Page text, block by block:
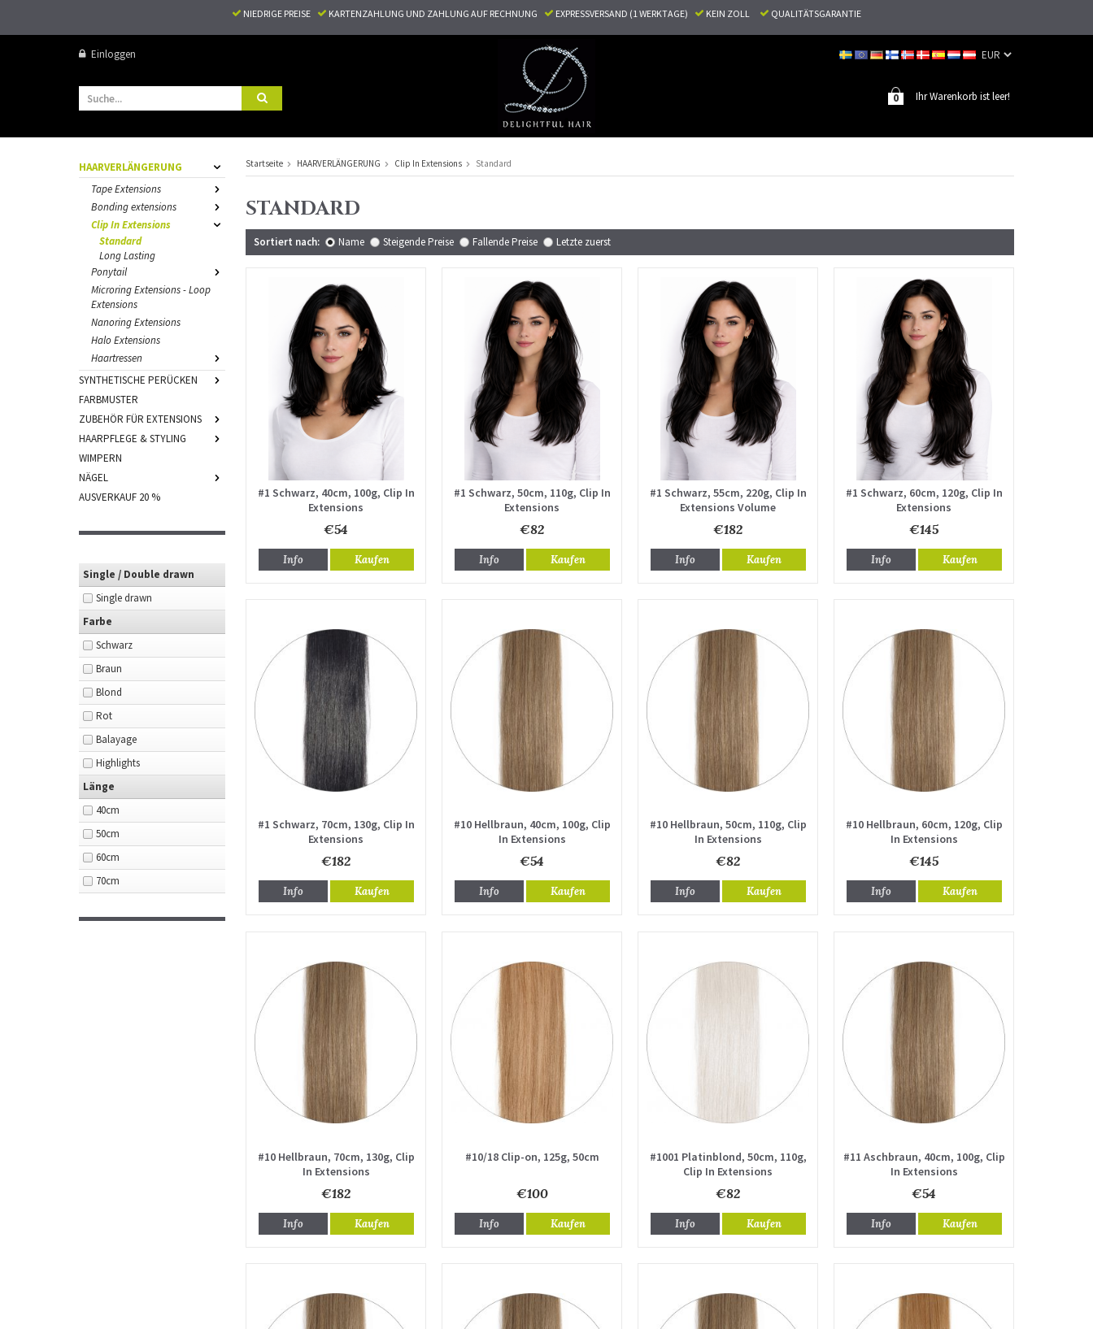
NIEDRIGE PREISE KARTENZAHLUNG UND ZAHLUNG AUF RECHNUNG EXPRESSVERSAND (1 WERKTAGE) KEIN ZOLL QUALITÄTSGARANTIE
Einloggen
Ihr Warenkorb ist leer!
0
HAARVERLÄNGERUNG
Tape Extensions
Bonding extensions
Clip In Extensions
Standard
Long Lasting
Ponytail
Microring Extensions - Loop
Extensions
Nanoring Extensions
Halo Extensions
Haartressen
SYNTHETISCHE PERÜCKEN
FARBMUSTER
ZUBEHÖR FÜR EXTENSIONS
HAARPFLEGE & STYLING
WIMPERN
NÄGEL
AUSVERKAUF 20 %
Single / Double drawn
Single drawn
Farbe
Schwarz
Braun
Blond
Rot
Balayage
Highlights
Länge
40cm
50cm
60cm
70cm
Startseite HAARVERLÄNGERUNG Clip In Extensions Standard
STANDARD
Sortiert nach: Name Steigende Preise Fallende Preise Letzte zuerst
#1 Schwarz, 40cm, 100g, Clip In
Extensions
€54
Info Kaufen
#1 Schwarz, 50cm, 110g, Clip In
Extensions
€82
Info Kaufen
#1 Schwarz, 55cm, 220g, Clip In
Extensions Volume
€182
Info Kaufen
#1 Schwarz, 60cm, 120g, Clip In
Extensions
€145
Info Kaufen
#1 Schwarz, 70cm, 130g, Clip In
Extensions
€182
Info Kaufen
#10 Hellbraun, 40cm, 100g, Clip
In Extensions
€54
Info Kaufen
#10 Hellbraun, 50cm, 110g, Clip
In Extensions
€82
Info Kaufen
#10 Hellbraun, 60cm, 120g, Clip
In Extensions
€145
Info Kaufen
#10 Hellbraun, 70cm, 130g, Clip
In Extensions
€182
Info Kaufen
#10/18 Clip-on, 125g, 50cm
€100
Info Kaufen
#1001 Platinblond, 50cm, 110g,
Clip In Extensions
€82
Info Kaufen
#11 Aschbraun, 40cm, 100g, Clip
In Extensions
€54
Info Kaufen